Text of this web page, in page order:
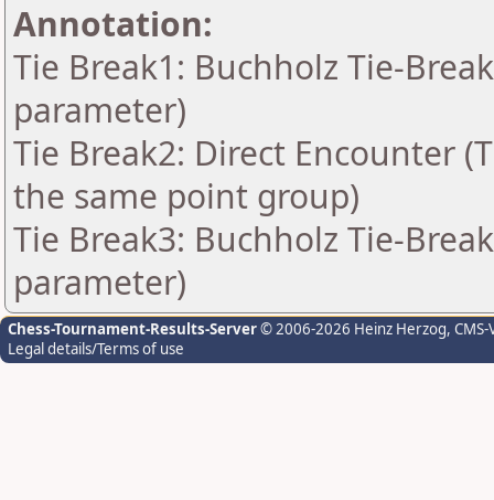
Annotation:
Tie Break1: Buchholz Tie-
parameter)
Tie Break2: Direct Encounter
the same point group)
Tie Break3: Buchholz Tie-
parameter)
Chess-Tournament-Results-Server© 2006-2026 Heinz Herzog,
Legal details/Terms of use